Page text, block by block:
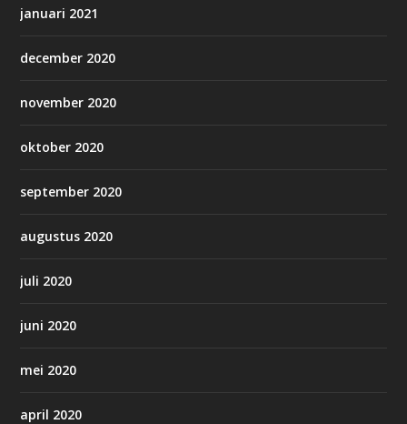
januari 2021
december 2020
november 2020
oktober 2020
september 2020
augustus 2020
juli 2020
juni 2020
mei 2020
april 2020